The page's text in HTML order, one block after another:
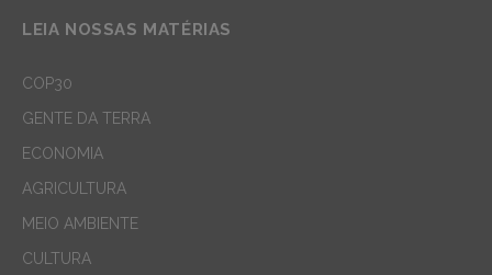
LEIA NOSSAS MATÉRIAS
COP30
GENTE DA TERRA
ECONOMIA
AGRICULTURA
MEIO AMBIENTE
CULTURA